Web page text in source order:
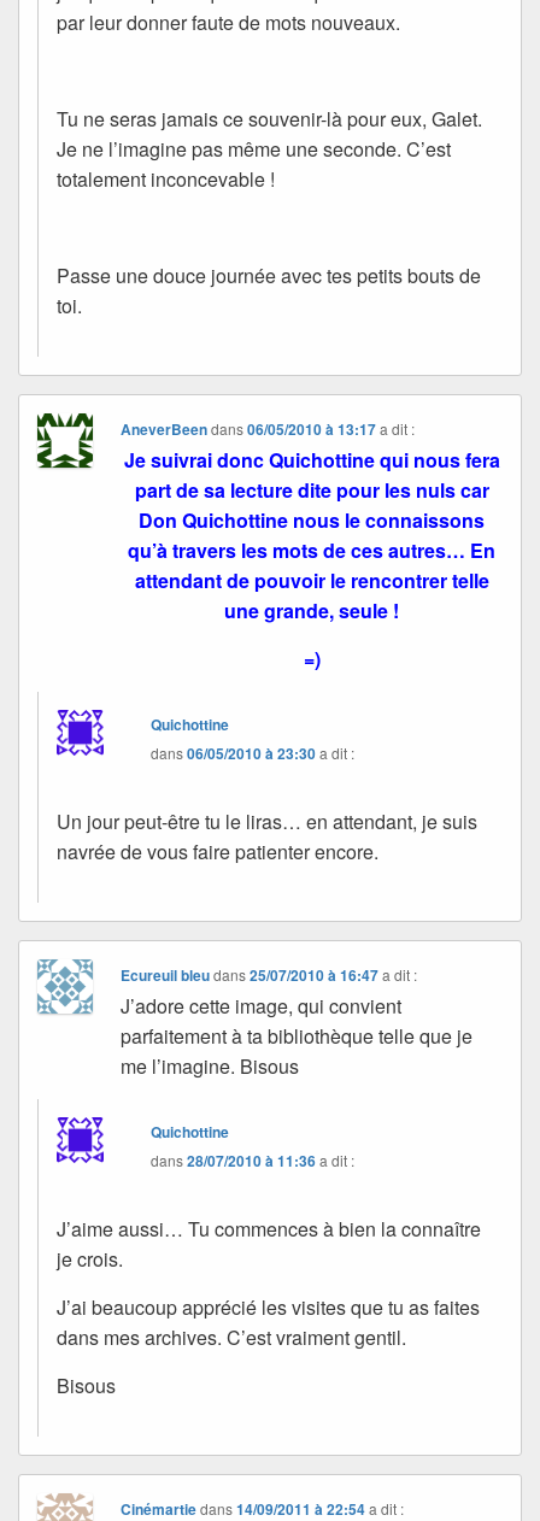
par leur donner faute de mots nouveaux.
Tu ne seras jamais ce souvenir-là pour eux, Galet.
Je ne l’imagine pas même une seconde. C’est
totalement inconcevable !
Passe une douce journée avec tes petits bouts de
toi.
AneverBeendans06/05/2010 à 13:17 a dit :
Je suivrai donc Quichottine qui nous fera
part de sa lecture dite pour les nuls car
Don Quichottine nous le connaissons
qu’à travers les mots de ces autres… En
attendant de pouvoir le rencontrer telle
une grande, seule !
=)
Quichottine
dans06/05/2010 à 23:30a dit :
Un jour peut-être tu le liras… en attendant, je suis
navrée de vous faire patienter encore.
Ecureuil bleudans25/07/2010 à 16:47 a dit :
J’adore cette image, qui convient
parfaitement à ta bibliothèque telle que je
me l’imagine. Bisous
Quichottine
dans28/07/2010 à 11:36a dit :
J’aime aussi… Tu commences à bien la connaître
je crois.
J’ai beaucoup apprécié les visites que tu as faites
dans mes archives. C’est vraiment gentil.
Bisous
Cinémartiedans14/09/2011 à 22:54 a dit :